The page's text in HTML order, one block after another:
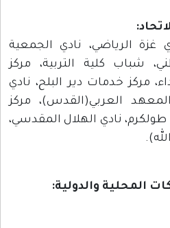
غزة الرياضي، نادي الجمعية
شباب كلية التربية، مركز
مركز خدمات دير البلح، نادي
العربي(القدس)، مركز
نادي الهلال المقدسي،
المحلية والدولية: